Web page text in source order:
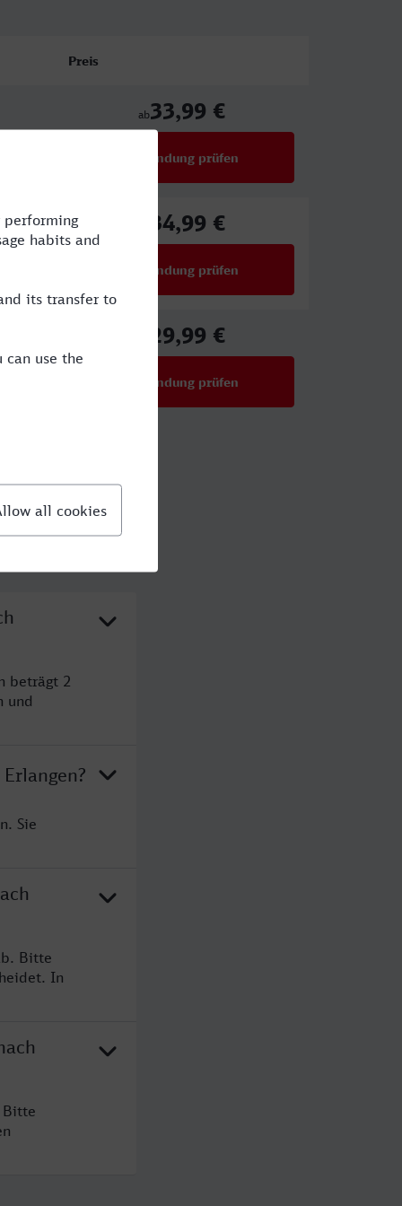
Preis
ab33,99 €
Verbindung prüfen
34,99 €
Verbindung prüfen
29,99 €
Verbindung prüfen
beträgt 2
und
Sie
Bitte
In
Bitte